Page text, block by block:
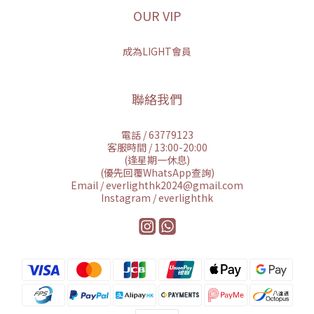
OUR VIP
成為LIGHT會員
聯絡我們
電話 / 63779123
客服時間 / 13:00-20:00
(逢星期一休息)
(優先回覆WhatsApp查詢)
Email / everlighthk2024@gmail.com
Instagram / everlighthk